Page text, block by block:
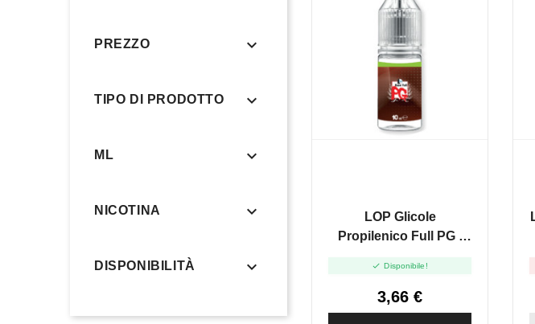
PREZZO 
TIPO DI PRODOTTO 
ML 
NICOTINA 
DISPONIBILITÀ 
LOP Glicole
Propilenico Full PG -
 Disponibile!
3,66 €